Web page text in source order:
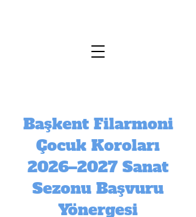
Başkent Filarmoni
Çocuk Koroları
2026–2027 Sanat
Sezonu Başvuru
Yönergesi